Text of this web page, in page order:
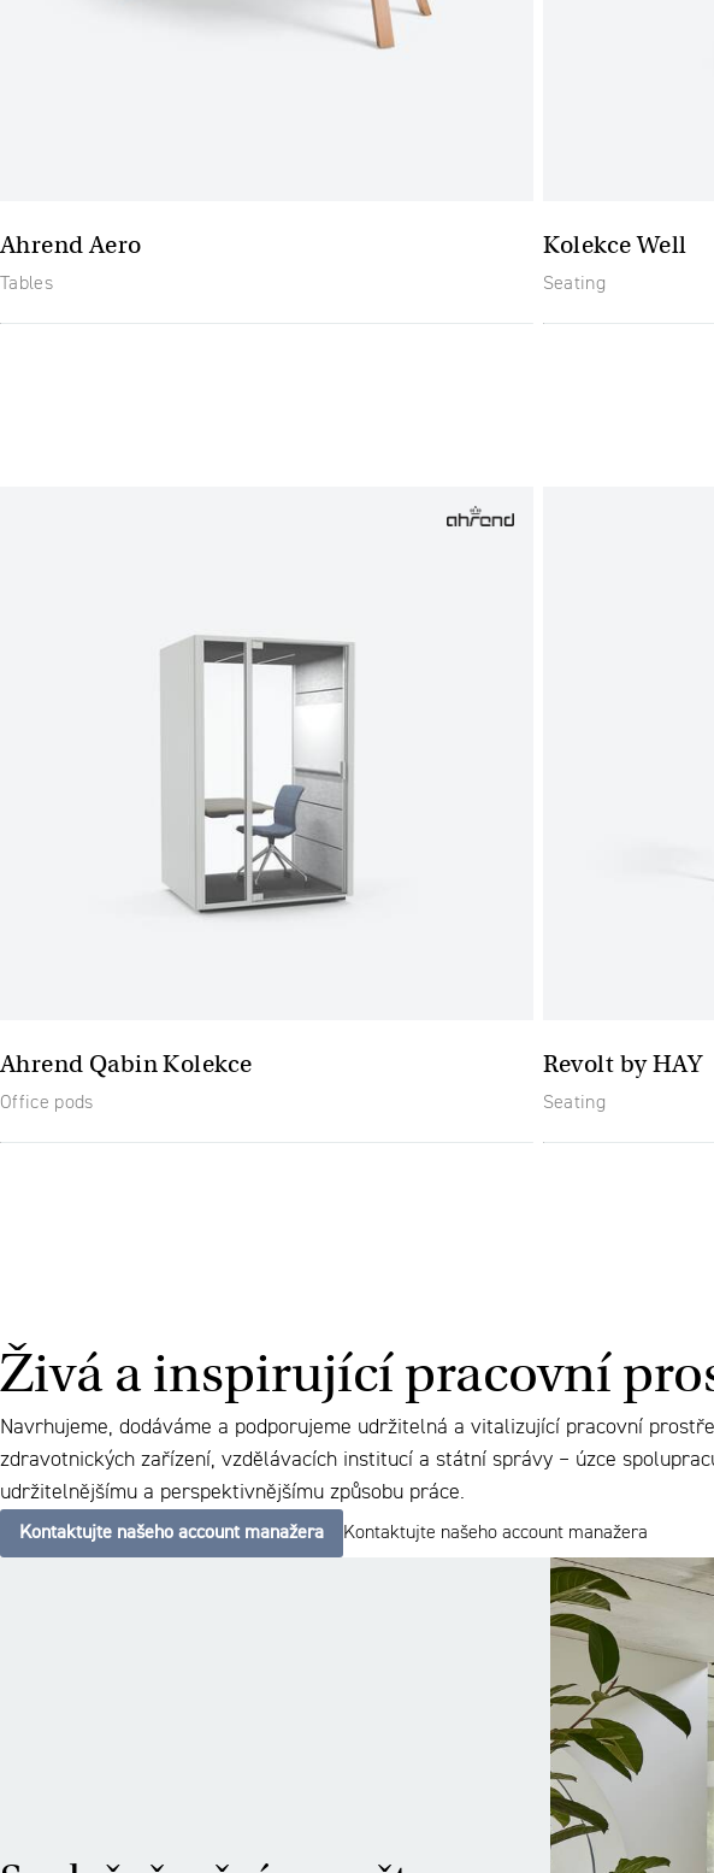
Ahrend Aero
Tables
Kolekce Well
Seating
Ahrend Qabin Kolekce
Office pods
Revolt by HAY
Seating
Živá a inspirující pracovní
Navrhujeme, dodáváme a podporujeme udržitelná a vitalizující pracovní
zdravotnických zařízení, vzdělávacích institucí a státní správy – úzce
udržitelnějšímu a perspektivnějšímu způsobu práce.
Kontaktujte našeho account manažera Kontaktujte našeho account manažera